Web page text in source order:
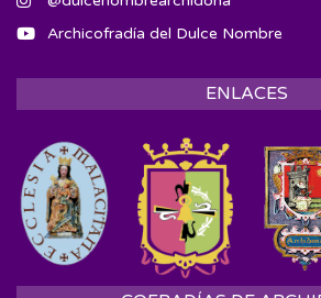
Archicofradía del Dulce Nombre
ENLACES